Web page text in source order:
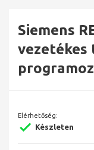
Siemens
vezetékes
Elérhetőség:
Készleten